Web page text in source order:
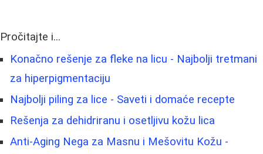
Pročitajte i...
Konačno rešenje za fleke na licu - Najbolji tretmani
za hiperpigmentaciju
Najbolji piling za lice - Saveti i domaće recepte
Rešenja za dehidriranu i osetljivu kožu lica
Anti-Aging Nega za Masnu i Mešovitu Kožu -